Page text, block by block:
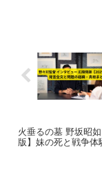
火垂るの墓 野坂昭
版】妹の死と戦争